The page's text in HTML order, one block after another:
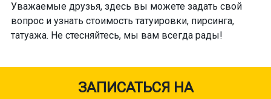
Уважаемые друзья, здесь вы можете задать свой
вопрос и узнать стоимость татуировки, пирсинга,
татуажа. Не стесняйтесь, мы вам всегда рады!
ЗАПИСАТЬСЯ НА